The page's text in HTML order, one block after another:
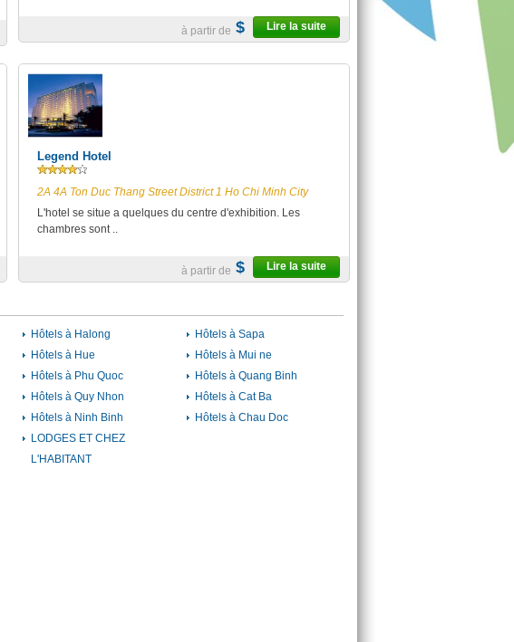
Lire la suite
$
à partir de
Legend Hotel
2A 4A Ton Duc Thang Street District 1 Ho Chi Minh City
L'hotel se situe a quelques du centre d'exhibition. Les
chambres sont ..
Lire la suite
$
à partir de
Hôtels à Halong
Hôtels à Sapa
Hôtels à Hue
Hôtels à Mui ne
Hôtels à Phu Quoc
Hôtels à Quang Binh
Hôtels à Quy Nhon
Hôtels à Cat Ba
Hôtels à Ninh Binh
Hôtels à Chau Doc
LODGES ET CHEZ
L'HABITANT